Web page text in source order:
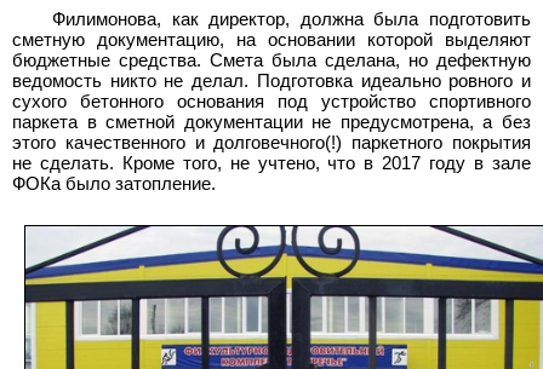
Филимонова, как директор, должна была подготовить
сметную документацию, на основании которой выделяют
бюджетные средства. Смета была сделана, но дефектную
ведомость никто не делал. Подготовка идеально ровного и
сухого бетонного основания под устройство спортивного
паркета в сметной документации не предусмотрена, а без
этого качественного и долговечного(!) паркетного покрытия
не сделать. Кроме того, не учтено, что в 2017 году в зале
ФОКа было затопление.